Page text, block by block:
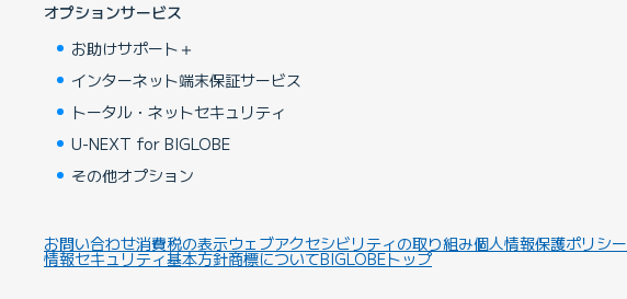
オプションサービス
お助けサポート＋
インターネット端末保証サービス
トータル・ネットセキュリティ
U-NEXT for BIGLOBE
その他オプション
お問い合わせ消費税の表示ウェブアクセシビリティの取り組み個人情報保護ポリシー
情報セキュリティ基本方針商標についてBIGLOBEトップ